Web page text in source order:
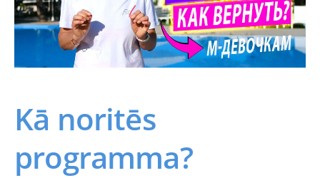
Kā noritēs
programma?